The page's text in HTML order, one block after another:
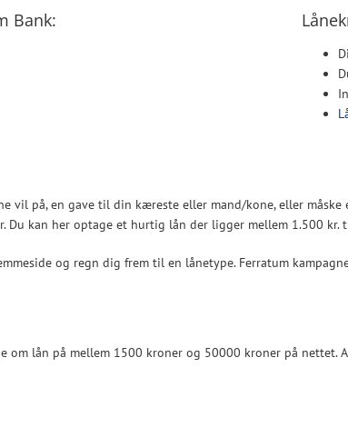
Bank:
vil på, en gave til din kæreste eller mand/kone, eller
Du kan her optage et hurtig lån der ligger mellem 1.500
og regn dig frem til en lånetype. Ferratum
om lån på mellem 1500 kroner og 50000 kroner på